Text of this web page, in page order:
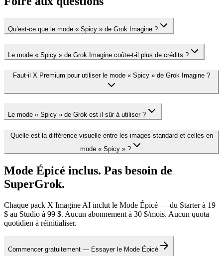
Qu’est-ce que le mode « Spicy » de Grok Imagine ?
Le mode « Spicy » de Grok Imagine coûte-t-il plus de crédits ?
Faut-il X Premium pour utiliser le mode « Spicy » de Grok Imagine ?
Le mode « Spicy » de Grok est-il sûr à utiliser ?
Quelle est la différence visuelle entre les images standard et celles en
mode « Spicy » ?
Mode Épicé inclus. Pas besoin de
SuperGrok.
Chaque pack X Imagine AI inclut le Mode Épicé — du Starter à 19
$ au Studio à 99 $. Aucun abonnement à 30 $/mois. Aucun quota
quotidien à réinitialiser.
Commencer gratuitement — Essayer le Mode Épicé